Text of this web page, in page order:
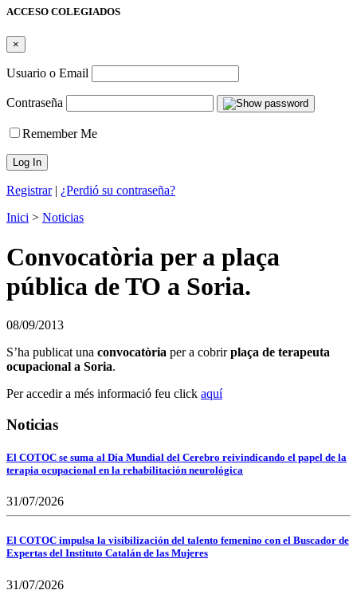
ACCESO COLEGIADOS
×
Usuario o Email
Contraseña
Remember Me
Registrar| ¿Perdió su contraseña?
Inici > Noticias
Convocatòria per a plaça
pública de TO a Soria.
08/09/2013
S’ha publicat una convocatòria per a cobrirplaça de terapeuta
ocupacional a Soria.
Per accedir a més informació feu click aquí
Noticias
El COTOC se suma al Día Mundial del Cerebro reivindicando el papel de la
terapia ocupacional en la rehabilitación neurológica
31/07/2026
El COTOC impulsa la visibilización del talento femenino con el Buscador de
Expertas del Instituto Catalán de las Mujeres
31/07/2026